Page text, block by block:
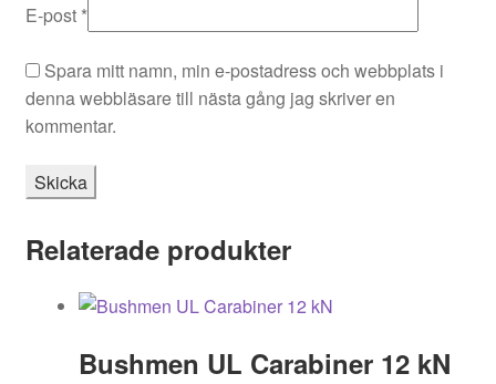
E-post *
Spara mitt namn, min e-postadress och webbplats i
denna webbläsare till nästa gång jag skriver en
kommentar.
Relaterade produkter
Bushmen UL Carabiner 12 kN